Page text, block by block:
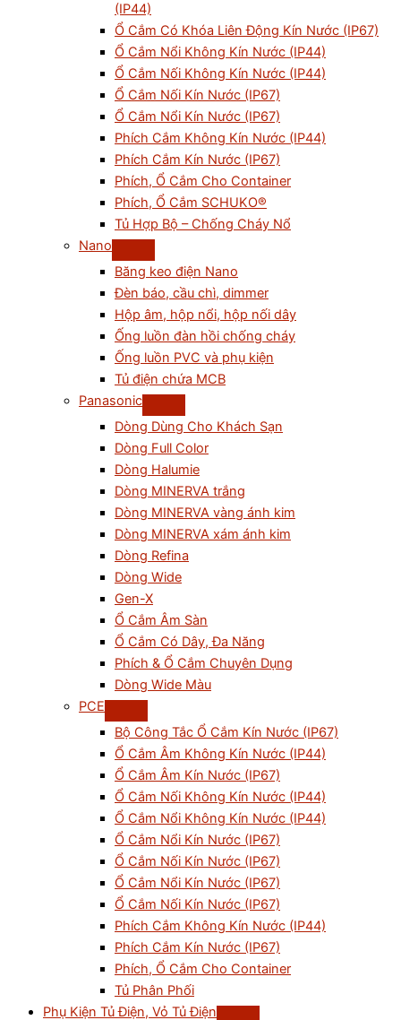
(IP44)
Ổ Cắm Có Khóa Liên Động Kín Nước (IP67)
Ổ Cắm Nổi Không Kín Nước (IP44)
Ổ Cắm Nối Không Kín Nước (IP44)
Ổ Cắm Nối Kín Nước (IP67)
Ổ Cắm Nổi Kín Nước (IP67)
Phích Cắm Không Kín Nước (IP44)
Phích Cắm Kín Nước (IP67)
Phích, Ổ Cắm Cho Container
Phích, Ổ Cắm SCHUKO®
Tủ Hợp Bộ – Chống Cháy Nổ
Nano
Băng keo điện Nano
Đèn báo, cầu chì, dimmer
Hộp âm, hộp nổi, hộp nối dây
Ống luồn đàn hồi chống cháy
Ống luồn PVC và phụ kiện
Tủ điện chứa MCB
Panasonic
Dòng Dùng Cho Khách Sạn
Dòng Full Color
Dòng Halumie
Dòng MINERVA trắng
Dòng MINERVA vàng ánh kim
Dòng MINERVA xám ánh kim
Dòng Refina
Dòng Wide
Gen-X
Ổ Cắm Âm Sàn
Ổ Cắm Có Dây, Đa Năng
Phích & Ổ Cắm Chuyên Dụng
Dòng Wide Màu
PCE
Bộ Công Tắc Ổ Cắm Kín Nước (IP67)
Ổ Cắm Âm Không Kín Nước (IP44)
Ổ Cắm Âm Kín Nước (IP67)
Ổ Cắm Nối Không Kín Nước (IP44)
Ổ Cắm Nổi Không Kín Nước (IP44)
Ổ Cắm Nổi Kín Nước (IP67)
Ổ Cắm Nối Kín Nước (IP67)
Ổ Cắm Nổi Kín Nước (IP67)
Ổ Cắm Nối Kín Nước (IP67)
Phích Cắm Không Kín Nước (IP44)
Phích Cắm Kín Nước (IP67)
Phích, Ổ Cắm Cho Container
Tủ Phân Phối
Phụ Kiện Tủ Điện, Vỏ Tủ Điện